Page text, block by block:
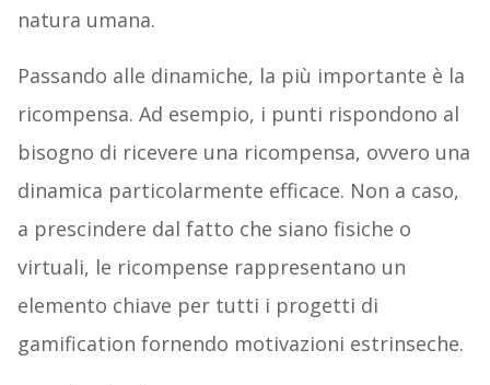
natura umana.
Passando alle dinamiche, la più importante è la
ricompensa. Ad esempio, i punti rispondono al
bisogno di ricevere una ricompensa, ovvero una
dinamica particolarmente efficace. Non a caso,
a prescindere dal fatto che siano fisiche o
virtuali, le ricompense rappresentano un
elemento chiave per tutti i progetti di
gamification fornendo motivazioni estrinseche.